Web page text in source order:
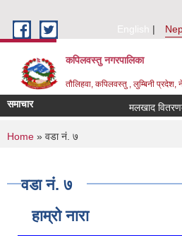
English
कपिलवस्तु नगरपालिका
तौलिहवा, कपिलवस्तु , लुम्बिनी प्रदेश,
समाचार मलखाद वितरणको
You are here
Home » वडा नं. ७
वडा नं. ७
हाम्रो नारा